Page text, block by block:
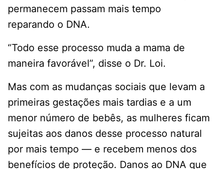
permanecem passam mais tempo
reparando o DNA.
“Todo esse processo muda a mama de
maneira favorável”, disse o Dr. Loi.
Mas com as mudanças sociais que levam a
primeiras gestações mais tardias e a um
menor número de bebês, as mulheres ficam
sujeitas aos danos desse processo natural
por mais tempo — e recebem menos dos
benefícios de proteção. Danos ao DNA que